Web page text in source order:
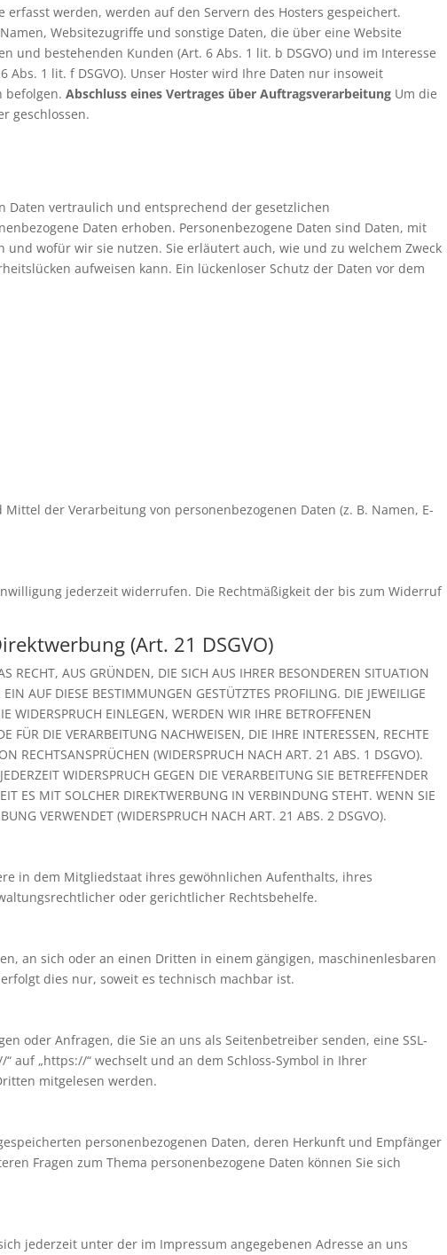
werden, werden auf den Servern des Hosters gespeichert.
Websitezugriffe und sonstige Daten, die über eine Website
bestehenden Kunden (Art. 6 Abs. 1 lit. b DSGVO) und im Interesse
1 lit. f DSGVO). Unser Hoster wird Ihre Daten nur insoweit
befolgen. Abschluss eines Vertrages über Auftragsverarbeitung Um die
geschlossen.
Daten vertraulich und entsprechend der gesetzlichen
Daten erhoben. Personenbezogene Daten sind Daten, mit
wofür wir sie nutzen. Sie erläutert auch, wie und zu welchem Zweck
aufweisen kann. Ein lückenloser Schutz der Daten vor dem
der Verarbeitung von personenbezogenen Daten (z. B. Namen, E-
jederzeit widerrufen. Die Rechtmäßigkeit der bis zum Widerruf
(Art. 21 DSGVO)
RECHT, AUS GRÜNDEN, DIE SICH AUS IHRER BESONDEREN SITUATION
AUF DIESE BESTIMMUNGEN GESTÜTZTES PROFILING. DIE JEWEILIGE
WIDERSPRUCH EINLEGEN, WERDEN WIR IHRE BETROFFENEN
DIE VERARBEITUNG NACHWEISEN, DIE IHRE INTERESSEN, RECHTE
RECHTSANSPRÜCHEN (WIDERSPRUCH NACH ART. 21 ABS. 1 DSGVO).
WIDERSPRUCH GEGEN DIE VERARBEITUNG SIE BETREFFENDER
ES MIT SOLCHER DIREKTWERBUNG IN VERBINDUNG STEHT. WENN SIE
VERWENDET (WIDERSPRUCH NACH ART. 21 ABS. 2 DSGVO).
in dem Mitgliedstaat ihres gewöhnlichen Aufenthalts, ihres
oder gerichtlicher Rechtsbehelfe.
an sich oder an einen Dritten in einem gängigen, maschinenlesbaren
dies nur, soweit es technisch machbar ist.
oder Anfragen, die Sie an uns als Seitenbetreiber senden, eine SSL-
auf „https://“ wechselt und an dem Schloss-Symbol in Ihrer
mitgelesen werden.
personenbezogenen Daten, deren Herkunft und Empfänger
Fragen zum Thema personenbezogene Daten können Sie sich
jederzeit unter der im Impressum angegebenen Adresse an uns